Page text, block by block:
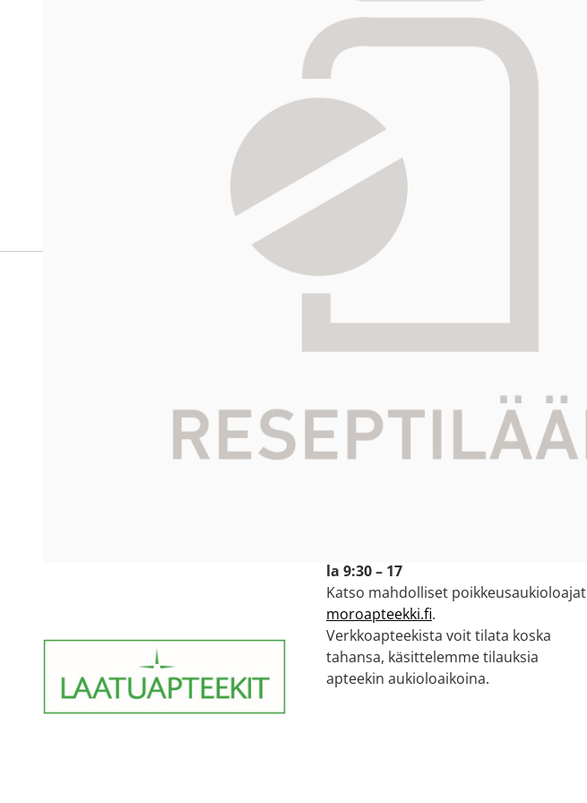
Reseptilääkkeiden tilaaminen edellyttää voimassa olevaa reseptiä, ja voit
-palvelusta. Tilausta varten sinun pitää ensin
tunnistautua. Apteekki käsittelee tilauksesi, jonka jälkeen voit maksaa ostoksesi.
Siirry reseptilääketilaukseen
Apteekin tiedot
Käyntiosoite:
Moroapteekki Tesoma
Tesomankatu 4 C
la 9:30 – 17
Katso mahdolliset poikkeusaukioloajat
moroapteekki.fi.
Verkkoapteekista voit tilata koska
tahansa, käsittelemme tilauksia
apteekin aukioloaikoina.